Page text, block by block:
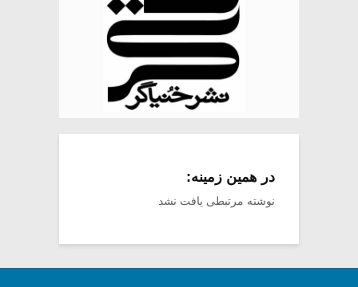
در همین زمینه:
نوشته مرتبطی یافت نشد